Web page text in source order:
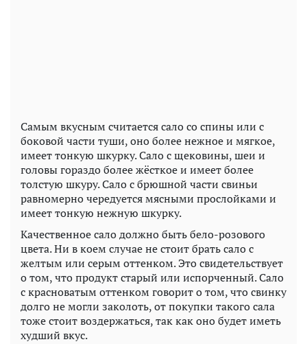
Самым вкусным считается сало со спины или с
боковой части туши, оно более нежное и мягкое,
имеет тонкую шкурку. Сало с щековины, шеи и
головы гораздо более жёсткое и имеет более
толстую шкуру. Сало с брюшной части свиньи
равномерно чередуется мясными прослойками и
имеет тонкую нежную шкурку.
Качественное сало должно быть бело-розового
цвета. Ни в коем случае не стоит брать сало с
желтым или серым оттенком. Это свидетельствует
о том, что продукт старый или испорченный. Сало
с красноватым оттенком говорит о том, что свинку
долго не могли заколоть, от покупки такого сала
тоже стоит воздержаться, так как оно будет иметь
худший вкус.